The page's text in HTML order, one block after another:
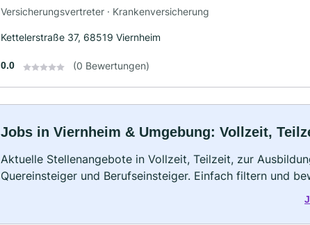
Versicherungsvertreter · Krankenversicherung
Kettelerstraße 37, 68519 Viernheim
0.0 (0 Bewertungen)
Jobs in Viernheim & Umgebung: Vollzeit,
Aktuelle Stellenangebote in Vollzeit, Teilzeit, zur
Quereinsteiger und Berufseinsteiger. Einfach filtern und